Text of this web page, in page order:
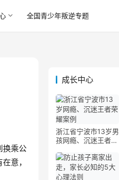
全国青少年叛逆专题
换乘公
意，
成长中心
浙江省宁波市13岁男
孩网瘾、沉迷王者荣